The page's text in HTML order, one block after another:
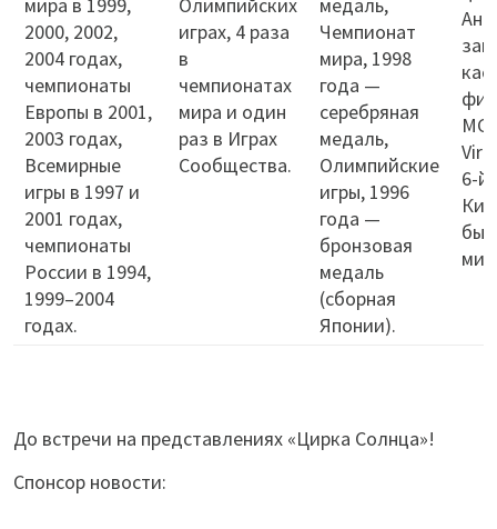
2000, 2002,
2004 годах,
чемпионаты
Европы в 2001,
2003 годах,
Всемирные
игры в 1997 и
2001 годах,
чемпионаты
России в 1994,
1999–2004
годах.
играх, 4 раза
в
чемпионатах
мира и один
раз в Играх
Сообщества.
Чемпионат
мира, 1998
года —
серебряная
медаль,
Олимпийские
игры, 1996
года —
бронзовая
медаль
(сборная
Японии).
6-й
До встречи на представлениях «Цирка Солнца»!
Спонсор новости: